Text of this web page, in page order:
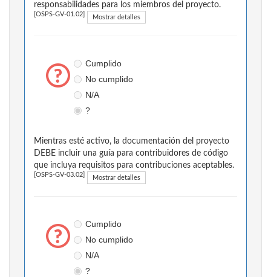
responsabilidades para los miembros del proyecto.
[OSPS-GV-01.02] Mostrar detalles
Cumplido
No cumplido
N/A
?
Mientras esté activo, la documentación del proyecto
DEBE incluir una guía para contribuidores de código
que incluya requisitos para contribuciones aceptables.
[OSPS-GV-03.02] Mostrar detalles
Cumplido
No cumplido
N/A
?